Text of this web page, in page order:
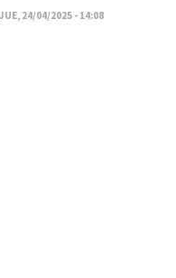
JUE, 24/04/2025 - 14:08